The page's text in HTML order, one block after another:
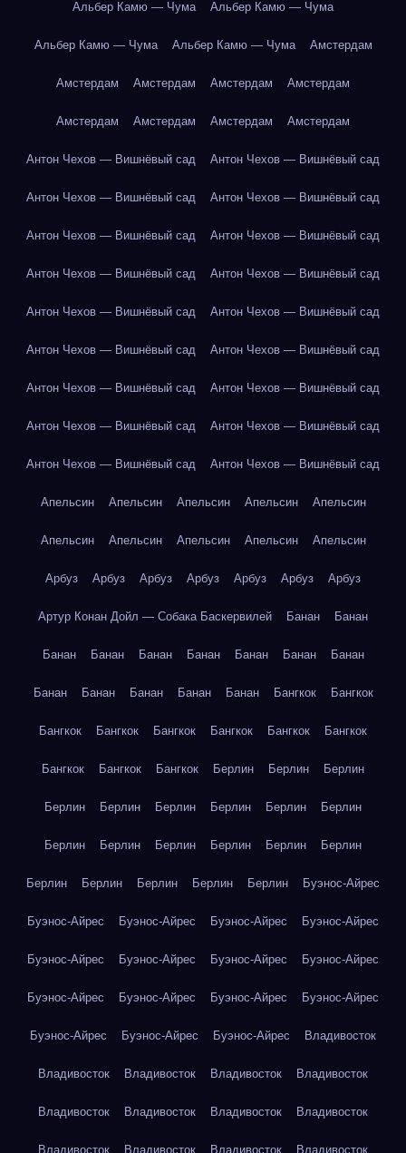
Альбер Камю — Чума Альбер Камю — Чума
Альбер Камю — Чума Альбер Камю — Чума Амстердам
Амстердам Амстердам Амстердам Амстердам
Амстердам Амстердам Амстердам Амстердам
Антон Чехов — Вишнёвый сад Антон Чехов — Вишнёвый сад
Антон Чехов — Вишнёвый сад Антон Чехов — Вишнёвый сад
Антон Чехов — Вишнёвый сад Антон Чехов — Вишнёвый сад
Антон Чехов — Вишнёвый сад Антон Чехов — Вишнёвый сад
Антон Чехов — Вишнёвый сад Антон Чехов — Вишнёвый сад
Антон Чехов — Вишнёвый сад Антон Чехов — Вишнёвый сад
Антон Чехов — Вишнёвый сад Антон Чехов — Вишнёвый сад
Антон Чехов — Вишнёвый сад Антон Чехов — Вишнёвый сад
Антон Чехов — Вишнёвый сад Антон Чехов — Вишнёвый сад
Апельсин Апельсин Апельсин Апельсин Апельсин
Апельсин Апельсин Апельсин Апельсин Апельсин
Арбуз Арбуз Арбуз Арбуз Арбуз Арбуз Арбуз
Артур Конан Дойл — Собака Баскервилей Банан Банан
Банан Банан Банан Банан Банан Банан Банан
Банан Банан Банан Банан Банан Бангкок Бангкок
Бангкок Бангкок Бангкок Бангкок Бангкок Бангкок
Бангкок Бангкок Бангкок Берлин Берлин Берлин
Берлин Берлин Берлин Берлин Берлин Берлин
Берлин Берлин Берлин Берлин Берлин Берлин
Берлин Берлин Берлин Берлин Берлин Буэнос-Айрес
Буэнос-Айрес Буэнос-Айрес Буэнос-Айрес Буэнос-Айрес
Буэнос-Айрес Буэнос-Айрес Буэнос-Айрес Буэнос-Айрес
Буэнос-Айрес Буэнос-Айрес Буэнос-Айрес Буэнос-Айрес
Буэнос-Айрес Буэнос-Айрес Буэнос-Айрес Владивосток
Владивосток Владивосток Владивосток Владивосток
Владивосток Владивосток Владивосток Владивосток
Владивосток Владивосток Владивосток Владивосток